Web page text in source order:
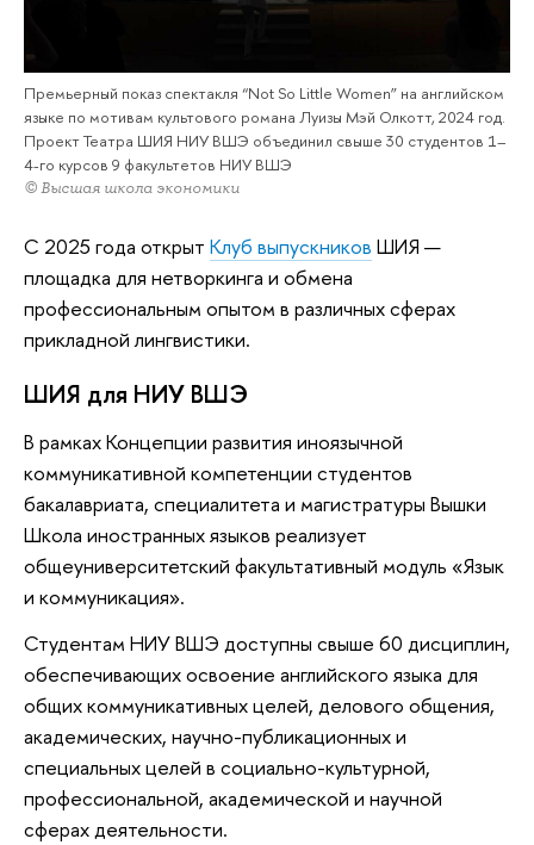
Премьерный показ спектакля “Not So Little Women” на английском
языке по мотивам культового романа Луизы Мэй Олкотт, 2024 год.
Проект Театра ШИЯ НИУ ВШЭ объединил свыше 30 студентов 1–
4-го курсов 9 факультетов НИУ ВШЭ
© Высшая школа экономики
С 2025 года открыт Клуб выпускников ШИЯ —
площадка для нетворкинга и обмена
профессиональным опытом в различных сферах
прикладной лингвистики.
ШИЯ для НИУ ВШЭ
В рамках Концепции развития иноязычной
коммуникативной компетенции студентов
бакалавриата, специалитета и магистратуры Вышки
Школа иностранных языков реализует
общеуниверситетский факультативный модуль «Язык
и коммуникация».
Студентам НИУ ВШЭ доступны свыше 60 дисциплин,
обеспечивающих освоение английского языка для
общих коммуникативных целей, делового общения,
академических, научно-публикационных и
специальных целей в социально-культурной,
профессиональной, академической и научной
сферах деятельности.